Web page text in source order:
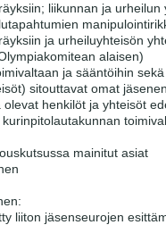
liikunnan ja urheilun
ja urheiluyhteisön
alaisen)
ja sääntöihin
sitouttavat omat
henkilöt ja yhteisöt
mainitut asiat
liiton jäsenseurojen